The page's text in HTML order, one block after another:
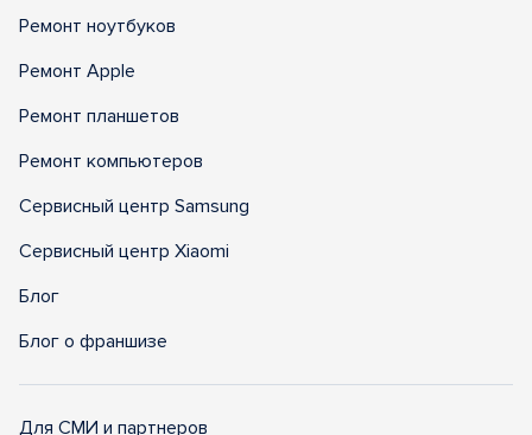
Ремонт ноутбуков
Ремонт Apple
Ремонт планшетов
Ремонт компьютеров
Сервисный центр Samsung
Сервисный центр Xiaomi
Блог
Блог о франшизе
Для СМИ и партнеров